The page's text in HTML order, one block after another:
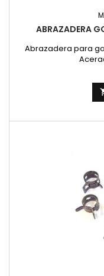
ABRAZADERA
Abrazadera para